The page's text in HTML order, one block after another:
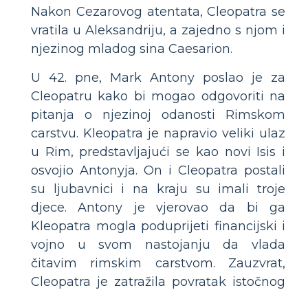
Nakon Cezarovog atentata, Cleopatra se
vratila u Aleksandriju, a zajedno s njom i
njezinog mladog sina Caesarion.
U 42. pne, Mark Antony poslao je za
Cleopatru kako bi mogao odgovoriti na
pitanja o njezinoj odanosti Rimskom
carstvu. Kleopatra je napravio veliki ulaz
u Rim, predstavljajući se kao novi Isis i
osvojio Antonyja. On i Cleopatra postali
su ljubavnici i na kraju su imali troje
djece. Antony je vjerovao da bi ga
Kleopatra mogla poduprijeti financijski i
vojno u svom nastojanju da vlada
čitavim rimskim carstvom. Zauzvrat,
Cleopatra je zatražila povratak istočnog